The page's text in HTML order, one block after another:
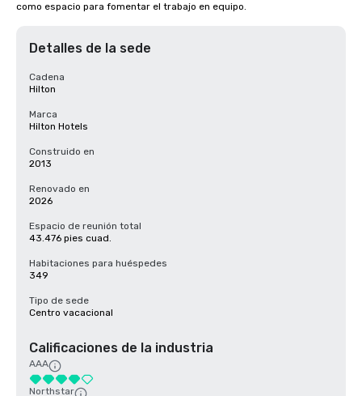
como espacio para fomentar el trabajo en equipo.
Detalles de la sede
Cadena
Hilton
Marca
Hilton Hotels
Construido en
2013
Renovado en
2026
Espacio de reunión total
43.476 pies cuad.
Habitaciones para huéspedes
349
Tipo de sede
Centro vacacional
Calificaciones de la industria
AAA
Northstar